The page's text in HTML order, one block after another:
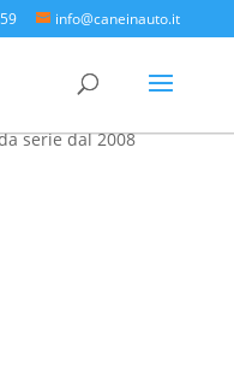
info@caneinauto.it
Copribaule
salva bagagliaio
serie dal 2008